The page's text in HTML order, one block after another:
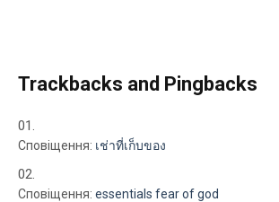
Trackbacks and Pingbacks
Сповіщення: เช่าที่เก็บของ
Сповіщення: essentials fear of god